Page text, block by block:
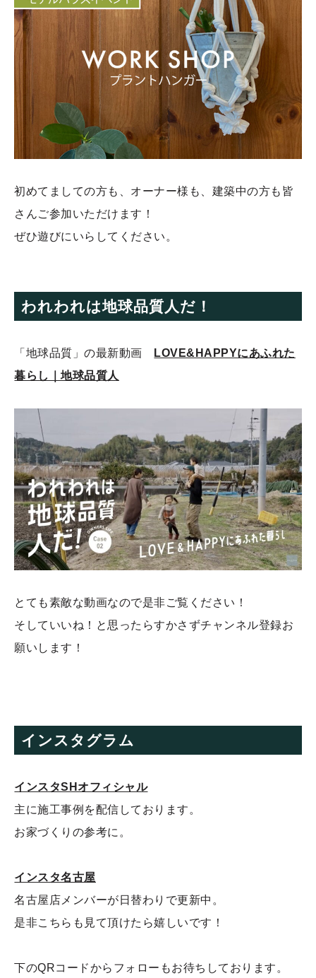
初めてましての方も、オーナー様も、建築中の方も皆
さんご参加いただけます！
ぜひ遊びにいらしてください。
われわれは地球品質人だ！
「地球品質」の最新動画
LOVE&HAPPYにあふれた
暮らし｜地球品質人
とても素敵な動画なので是非ご覧ください！
そしていいね！と思ったらすかさずチャンネル登録お
願いします！
インスタグラム
インスタSHオフィシャル
主に施工事例を配信しております。
お家づくりの参考に。
インスタ名古屋
名古屋店メンバーが日替わりで更新中。
是非こちらも見て頂けたら嬉しいです！
下のQRコードからフォローもお待ちしております。